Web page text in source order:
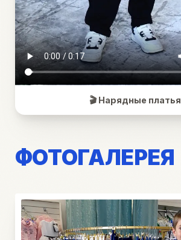
🎬 Нарядные платья
ФОТОГАЛЕРЕЯ